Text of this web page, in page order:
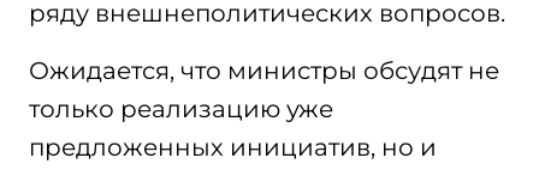
ряду внешнеполитических вопросов.
Ожидается, что министры обсудят не
только реализацию уже
предложенных инициатив, но и